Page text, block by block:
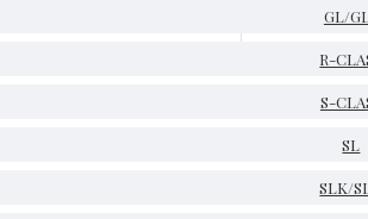
GL/
R-
S-
SL
SLK/